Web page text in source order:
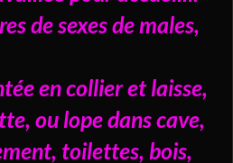
de sexes de males,
en collier et laisse,
ou lope dans cave,
toilettes, bois,